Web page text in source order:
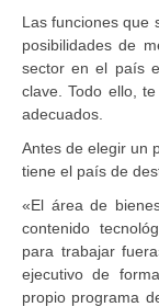
Las funciones que
posibilidades de
sector en el país
clave. Todo ello,
adecuados.
Antes de elegir un
tiene el país de
«El área de
contenido
para trabajar
ejecutivo de
propio programa